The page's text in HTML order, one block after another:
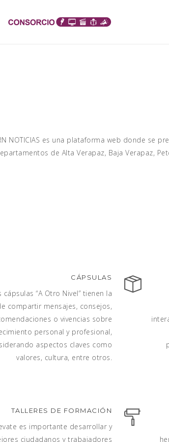
NOTICIAS es una plataforma web donde se
de Alta Verapaz, Baja Verapaz,
CÁPSULAS
cápsulas “A Otro Nivel” tienen la
compartir mensajes, consejos,
o vivencias sobre
personal y profesional,
aspectos claves como
valores, cultura, entre otros.
TALLERES DE FORMACIÓN
es importante desarrollar y
ciudadanos y trabajadores